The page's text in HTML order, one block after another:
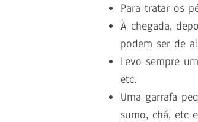
Para tratar os
À chegada,
podem ser de
Levo sempre
etc.
Uma garrafa
sumo, chá, etc